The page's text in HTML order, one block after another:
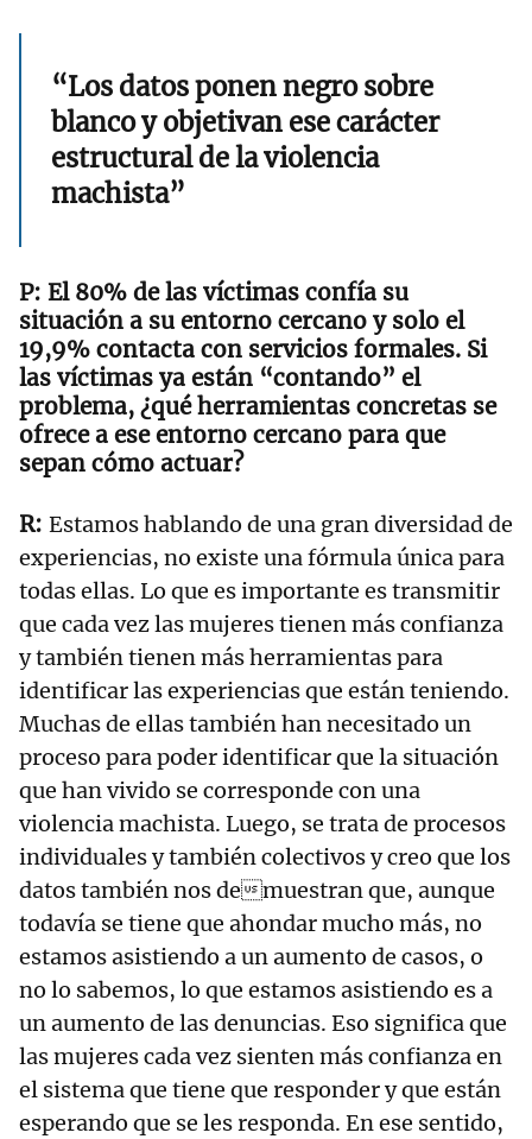
“Los datos ponen negro sobre
blanco y objetivan ese carácter
estructural de la violencia
machista”
El 80% de las víctimas confía su
situación a su entorno cercano y solo el
19,9% contacta con servicios formales. Si
las víctimas ya están “contando” el
problema, ¿qué herramientas concretas se
ofrece a ese entorno cercano para que
sepan cómo actuar?
Estamos hablando de una gran diversidad de
experiencias, no existe una fórmula única para
todas ellas. Lo que es importante es transmitir
que cada vez las mujeres tienen más confianza
y también tienen más herramientas para
identificar las experiencias que están teniendo.
Muchas de ellas también han necesitado un
proceso para poder identificar que la situación
que han vivido se corresponde con una
violencia machista. Luego, se trata de procesos
individuales y también colectivos y creo que los
datos también nos demuestran que, aunque
todavía se tiene que ahondar mucho más, no
estamos asistiendo a un aumento de casos, o
no lo sabemos, lo que estamos asistiendo es a
un aumento de las denuncias. Eso significa que
las mujeres cada vez sienten más confianza en
el sistema que tiene que responder y que están
esperando que se les responda. En ese sentido,